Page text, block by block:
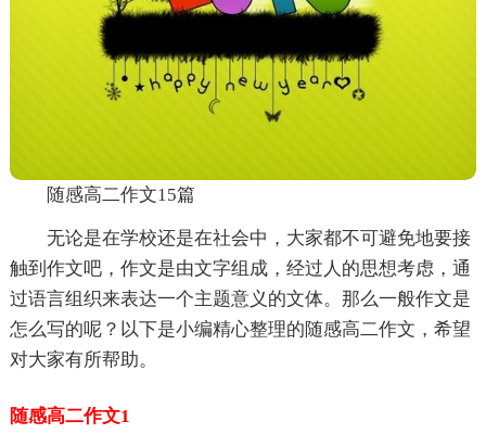
随感高二作文15篇
无论是在学校还是在社会中，大家都不可避免地要接
触到作文吧，作文是由文字组成，经过人的思想考虑，通
过语言组织来表达一个主题意义的文体。那么一般作文是
怎么写的呢？以下是小编精心整理的随感高二作文，希望
对大家有所帮助。
随感高二作文1